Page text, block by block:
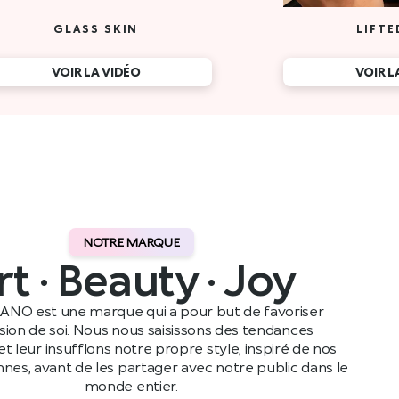
GLASS SKIN
VOIR LA VIDÉO VOIR
NOTRE MARQUE
· Beauty · Joy
est une marque qui a pour but de favoriser
de soi. Nous nous saisissons des tendances
leur insufflons notre propre style, inspiré de nos
avant de les partager avec notre public dans le
monde entier.